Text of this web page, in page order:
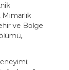
Mimarlık
ve Bölge